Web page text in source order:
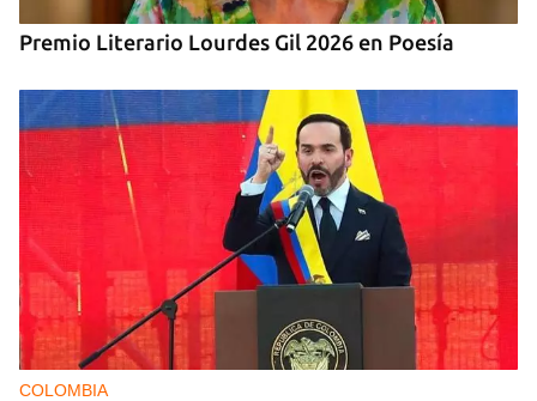
Premio Literario Lourdes Gil 2026 en Poesía
COLOMBIA